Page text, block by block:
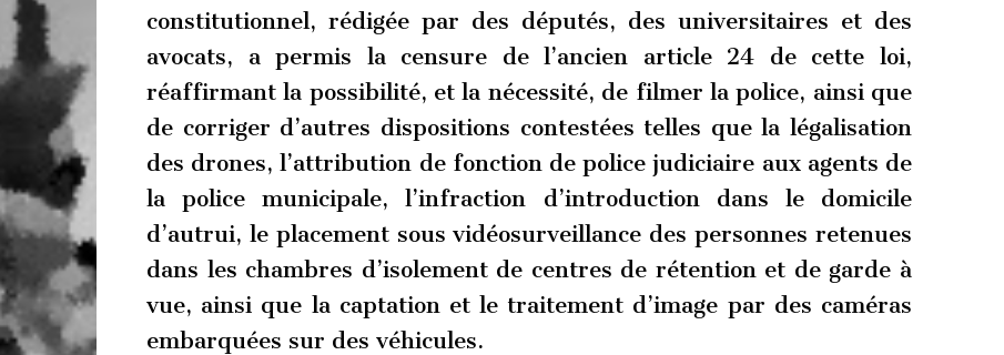
constitutionnel, rédigée par des députés, des universitaires et des
avocats, a permis la censure de l’ancien article 24 de cette loi,
réaffirmant la possibilité, et la nécessité, de filmer la police, ainsi que
de corriger d’autres dispositions contestées telles que la légalisation
des drones, l’attribution de fonction de police judiciaire aux agents de
la police municipale, l’infraction d’introduction dans le domicile
d’autrui, le placement sous vidéosurveillance des personnes retenues
dans les chambres d’isolement de centres de rétention et de garde à
vue, ainsi que la captation et le traitement d’image par des caméras
embarquées sur des véhicules.